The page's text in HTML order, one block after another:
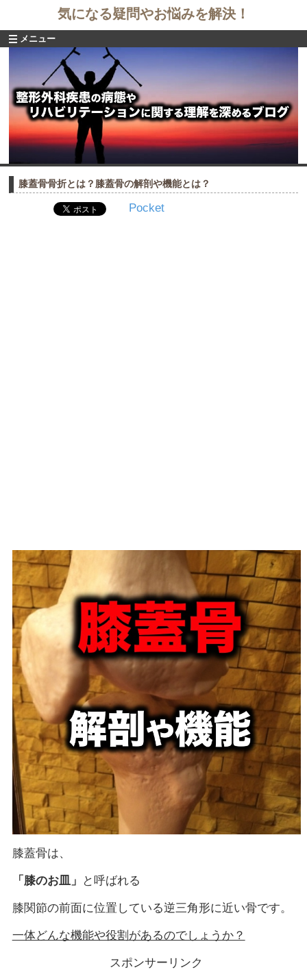
気になる疑問やお悩みを解決！
メニュー
膝蓋骨骨折とは？膝蓋骨の解剖や機能とは？
Pocket
膝蓋骨は、
「膝のお皿」 と呼ばれる
膝関節の前面に位置している逆三角形に近い骨です。
一体どんな機能や役割があるのでしょうか？
スポンサーリンク